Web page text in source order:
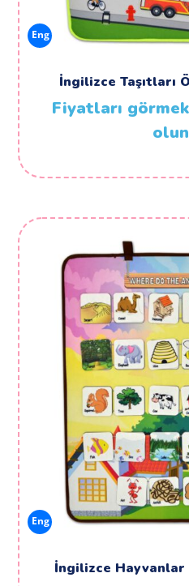
Eng
İngilizce Taşıtları
Fiyatları
Eng
İngilizce Hayvanlar